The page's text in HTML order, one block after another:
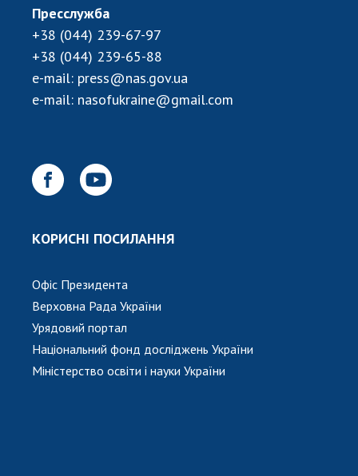
Нормативні акти НАН України
Державний бюджет НАН України
Вибори до складу НАН України
Бланки документів
НАУКОВІ ВИДАННЯ
КОНТАКТИ
ПРОФСПІЛКА НАН УКРАЇНИ
КАБІНЕТ
Пресслужба
+38 (044) 239-67-97
+38 (044) 239-65-88
e-mail: press@nas.gov.ua
e-mail: nasofukraine@gmail.com
КОРИСНІ ПОСИЛАННЯ
Офіс Президента
Верховна Рада України
Урядовий портал
Національний фонд досліджень України
Міністерство освіти і науки України